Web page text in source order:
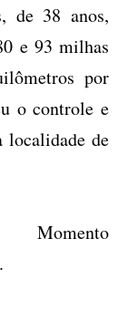
de 38 anos,
e 93 milhas
por
o controle e
localidade de
.